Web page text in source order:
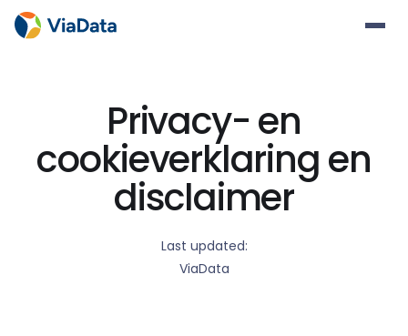
Privacy- en
cookieverklaring en
disclaimer
Last updated:
ViaData